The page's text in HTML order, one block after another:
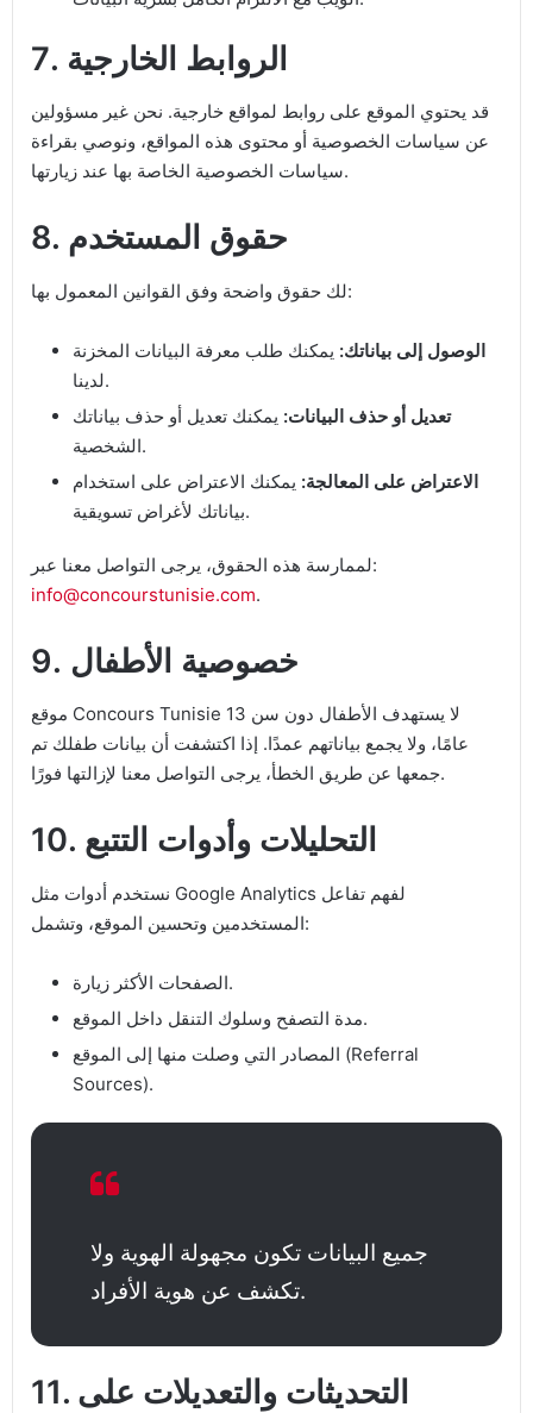
7. الروابط الخارجية
قد يحتوي الموقع على روابط لمواقع خارجية. نحن غير مسؤولين
عن سياسات الخصوصية أو محتوى هذه المواقع، ونوصي بقراءة
سياسات الخصوصية الخاصة بها عند زيارتها.
8. حقوق المستخدم
لك حقوق واضحة وفق القوانين المعمول بها:
الوصول إلى بياناتك: يمكنك طلب معرفة البيانات المخزنة
لدينا.
تعديل أو حذف البيانات: يمكنك تعديل أو حذف بياناتك
الشخصية.
الاعتراض على المعالجة: يمكنك الاعتراض على استخدام
بياناتك لأغراض تسويقية.
لممارسة هذه الحقوق، يرجى التواصل معنا عبر:
info@concourstunisie.com.
9. خصوصية الأطفال
موقع Concours Tunisie لا يستهدف الأطفال دون سن 13
عامًا، ولا يجمع بياناتهم عمدًا. إذا اكتشفت أن بيانات طفلك تم
جمعها عن طريق الخطأ، يرجى التواصل معنا لإزالتها فورًا.
10. التحليلات وأدوات التتبع
نستخدم أدوات مثل Google Analytics لفهم تفاعل
المستخدمين وتحسين الموقع، وتشمل:
الصفحات الأكثر زيارة.
مدة التصفح وسلوك التنقل داخل الموقع.
المصادر التي وصلت منها إلى الموقع (Referral
Sources).
جميع البيانات تكون مجهولة الهوية ولا
تكشف عن هوية الأفراد.
11. التحديثات والتعديلات على